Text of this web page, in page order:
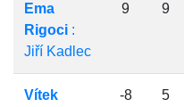
Ema
Rigoci :
Jiří Kadlec
9 9
Vítek
-8 5